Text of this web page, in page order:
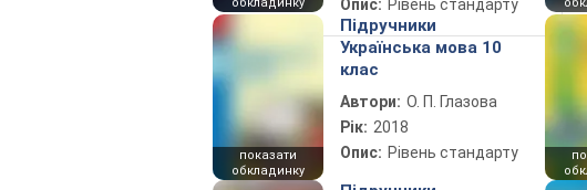
Опис: Рівень стандарту
показати
обкладинку
Підручники
Українська мова 10
клас
Автори: О. П. Глазова
Рік: 2018
Опис: Рівень стандарту